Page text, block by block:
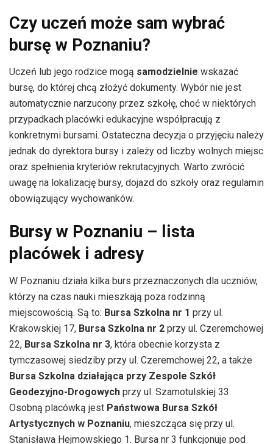
Czy uczeń może sam wybrać
bursę w Poznaniu?
Uczeń lub jego rodzice mogą samodzielnie wskazać
bursę, do której chcą złożyć dokumenty. Wybór nie jest
automatycznie narzucony przez szkołę, choć w niektórych
przypadkach placówki edukacyjne współpracują z
konkretnymi bursami. Ostateczna decyzja o przyjęciu należy
jednak do dyrektora bursy i zależy od liczby wolnych miejsc
oraz spełnienia kryteriów rekrutacyjnych. Warto zwrócić
uwagę na lokalizację bursy, dojazd do szkoły oraz regulamin
obowiązujący wychowanków.
Bursy w Poznaniu – lista
placówek i adresy
W Poznaniu działa kilka burs przeznaczonych dla uczniów,
którzy na czas nauki mieszkają poza rodzinną
miejscowością. Są to: Bursa Szkolna nr 1 przy ul.
Krakowskiej 17, Bursa Szkolna nr 2 przy ul. Czeremchowej
22, Bursa Szkolna nr 3, która obecnie korzysta z
tymczasowej siedziby przy ul. Czeremchowej 22, a także
Bursa Szkolna działająca przy Zespole Szkół
Geodezyjno-Drogowych przy ul. Szamotulskiej 33.
Osobną placówką jest Państwowa Bursa Szkół
Artystycznych w Poznaniu, mieszcząca się przy ul.
Stanisława Hejmowskiego 1. Bursa nr 3 funkcjonuje pod